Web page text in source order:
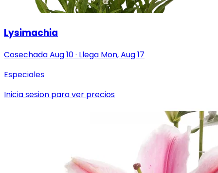
Lysimachia
CosechadaAug 10· Llega Mon, Aug 17
Especiales
Inicia sesion para ver precios